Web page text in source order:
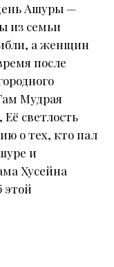
Ашуры —
из семьи
а женщин
после
Мудрая
светлость
о тех, кто пал
и
Хусейна
этой